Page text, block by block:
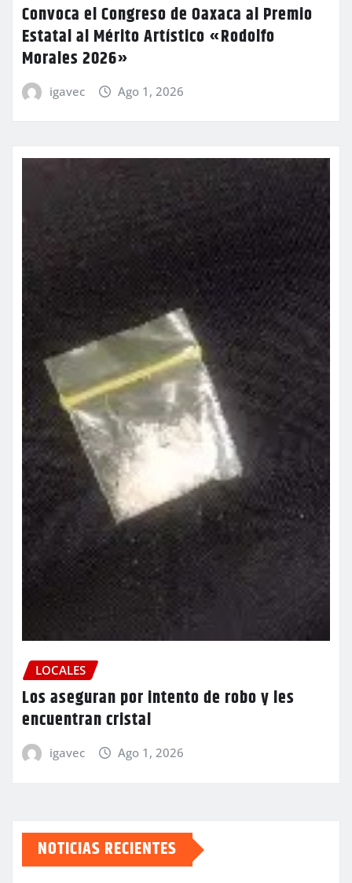
Convoca el Congreso de Oaxaca al Premio
Estatal al Mérito Artístico «Rodolfo
Morales 2026»
igavec Ago 1, 2026
LOCALES
Los aseguran por intento de robo y les
encuentran cristal
igavec Ago 1, 2026
NOTICIAS RECIENTES